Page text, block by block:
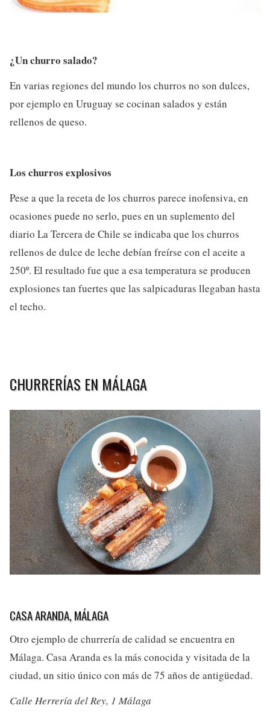
¿Un churro salado?
En varias regiones del mundo los churros no son dulces,
por ejemplo en Uruguay se cocinan salados y están
rellenos de queso.
Los churros explosivos
Pese a que la receta de los churros parece inofensiva, en
ocasiones puede no serlo, pues en un suplemento del
diario La Tercera de Chile se indicaba que los churros
rellenos de dulce de leche debían freírse con el aceite a
250º. El resultado fue que a esa temperatura se producen
explosiones tan fuertes que las salpicaduras llegaban hasta
el techo.
CHURRERÍAS EN MÁLAGA
CASA ARANDA, MÁLAGA
Otro ejemplo de churrería de calidad se encuentra en
Málaga. Casa Aranda es la más conocida y visitada de la
ciudad, un sitio único con más de 75 años de antigüedad.
Calle Herrería del Rey, 1 Málaga